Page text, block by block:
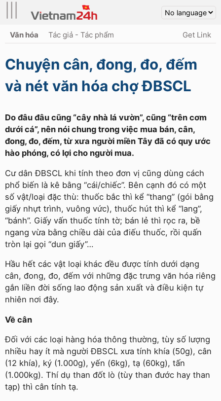
Văn hóa Tác giả - Tác phẩm Get Link
Chuyện cân, đong, đo, đếm
và nét văn hóa chợ ĐBSCL
Do đâu đâu cũng “cây nhà lá vườn”, cũng “trên cơm
dưới cá”, nên nói chung trong việc mua bán, cân,
đong, đo, đếm, từ xưa người miền Tây đã có quy ước
hào phóng, có lợi cho người mua.
Cư dân ĐBSCL khi tính theo đơn vị cũng dùng cách
phổ biến là kê bằng “cái/chiếc”. Bên cạnh đó có một
số vật/loại đặc thù: thuốc bắc thì kể “thang” (gói bằng
giấy nhựt trình, vuông vức), thuốc hút thì kể “lang”,
“bánh”. Giấy vấn thuốc tính tờ; bán lẻ thì rọc ra, bề
ngang vừa bằng chiều dài của điếu thuốc, rồi quấn
tròn lại gọi “dun giấy”…
Hầu hết các vật loại khác đều được tính dưới dạng
cân, đong, đo, đếm với những đặc trưng văn hóa riêng
gắn liền đời sống lao động sản xuất và điều kiện tự
nhiên nơi đây.
Về cân
Đối với các loại hàng hóa thông thường, tùy số lượng
nhiều hay ít mà người ĐBSCL xưa tính khía (50g), cân
(12 khía), ký (1.000g), yến (6kg), tạ (60kg), tấn
(1.000kg). Thí dụ than đốt lò (tùy than đước hay than
tạp) thì cân tính tạ.